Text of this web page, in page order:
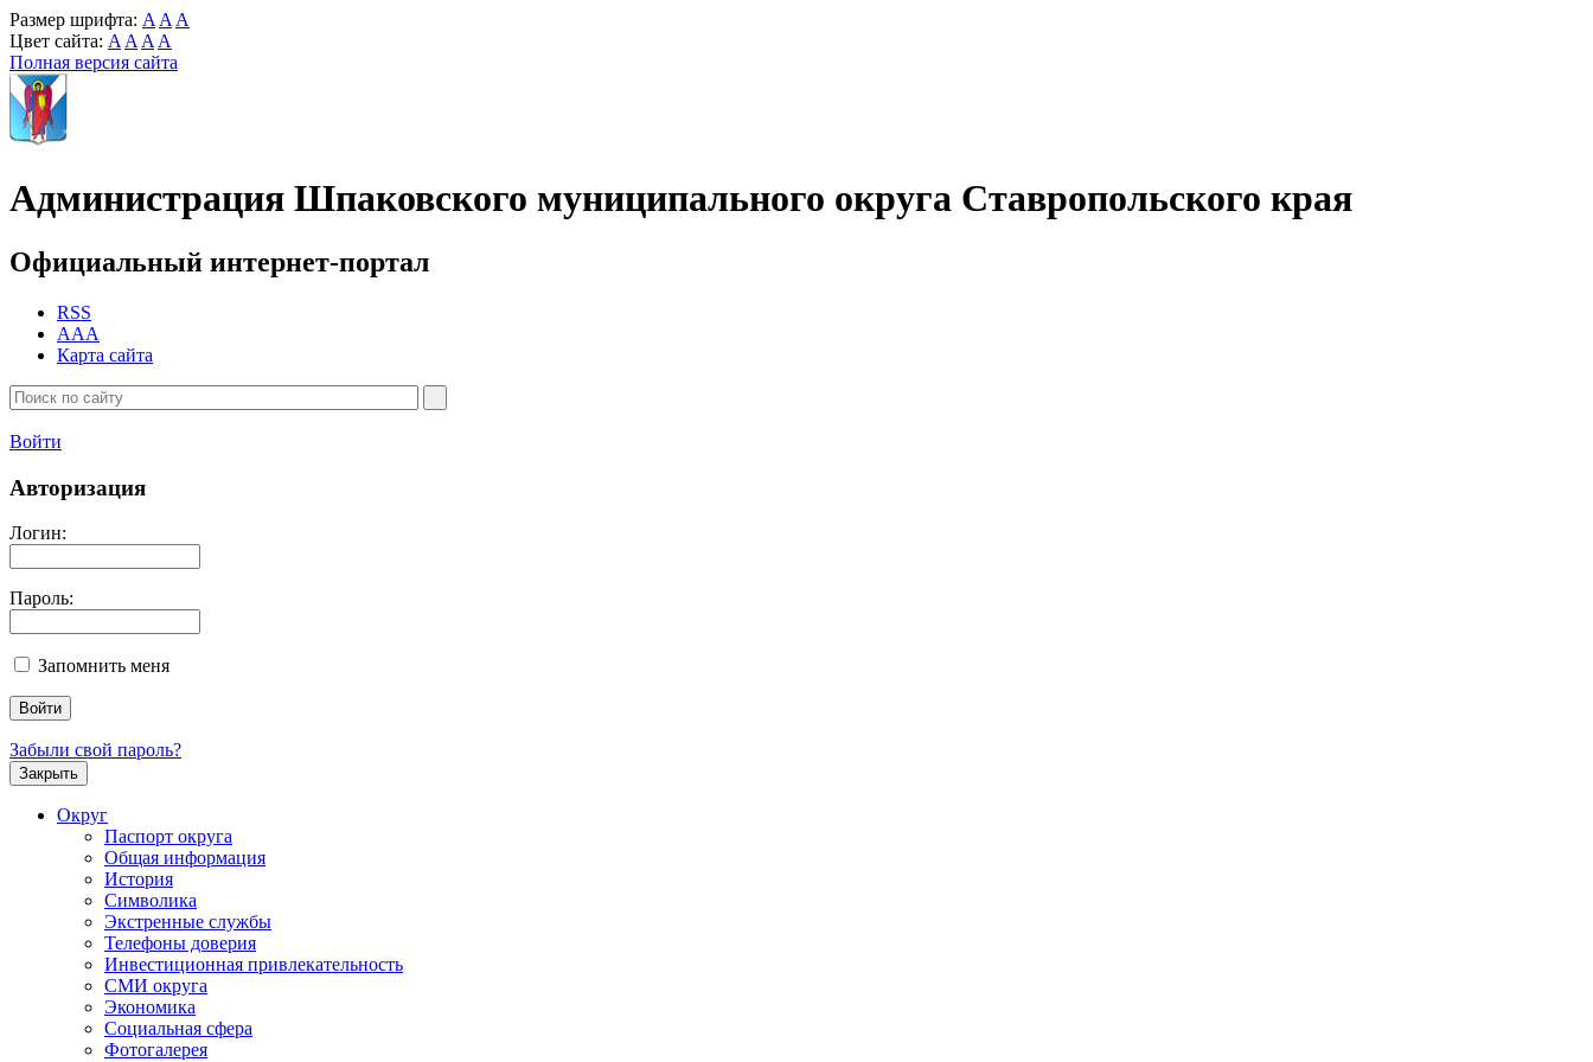
Размер шрифта: A A A
Цвет сайта: A A A A
Полная версия сайта
Администрация Шпаковского муниципального округа Ставропольского края
Официальный интернет-портал
RSS
AAA
Карта сайта
Войти
Авторизация
Логин:
Пароль:
Запомнить меня
Забыли свой пароль?
Закрыть
Округ
Паспорт округа
Общая информация
История
Символика
Экстренные службы
Телефоны доверия
Инвестиционная привлекательность
СМИ округа
Экономика
Социальная сфера
Фотогалерея